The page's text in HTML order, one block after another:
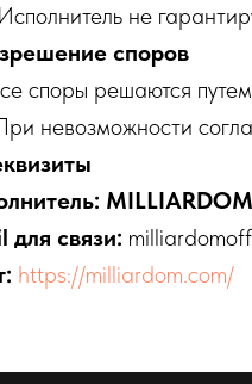
не
споров
споры решаются
невозможности
MILLIARDOM
для связи:
https://milliardom.com/